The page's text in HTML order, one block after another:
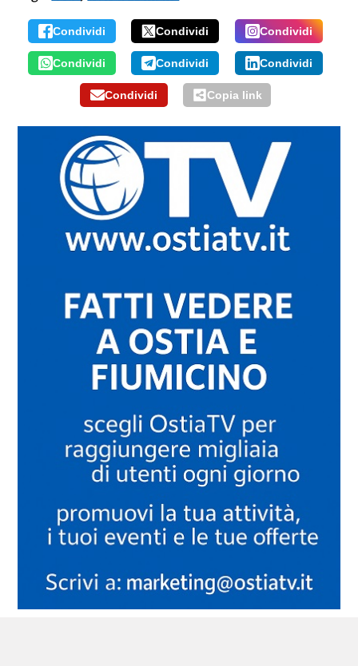
Condividi Condividi Condividi
Condividi Condividi Condividi
Condividi Copia link